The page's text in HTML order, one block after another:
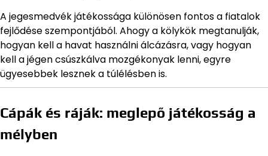
A jegesmedvék játékossága különösen fontos a fiatalok
fejlődése szempontjából. Ahogy a kölykök megtanulják,
hogyan kell a havat használni álcázásra, vagy hogyan
kell a jégen csúszkálva mozgékonyak lenni, egyre
ügyesebbek lesznek a túlélésben is.
Cápák és ráják: meglepő játékosság a
mélyben